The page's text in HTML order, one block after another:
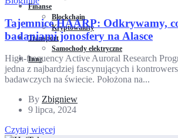
Finanse
Blockchain
Kryptowaluty
Transport
Samochody elektryczne
Inne
Tajemnice HAARP: Odkrywamy,
badaniami jonosfery na Alasce
High-frequency Active Auroral Research
jedna z najbardziej fascynujących i
badawczych na świecie. Położona na...
By Zbigniew
9 lipca, 2024
Czytaj więcej